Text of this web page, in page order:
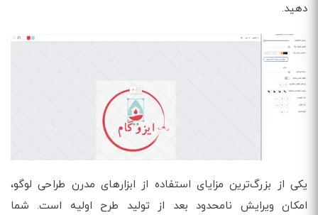
دهید.
یکی از بزرگ‌ترین مزایای استفاده از ابزارهای مدرن طراحی لوگو،
امکان ویرایش نامحدود بعد از تولید طرح اولیه است. شما